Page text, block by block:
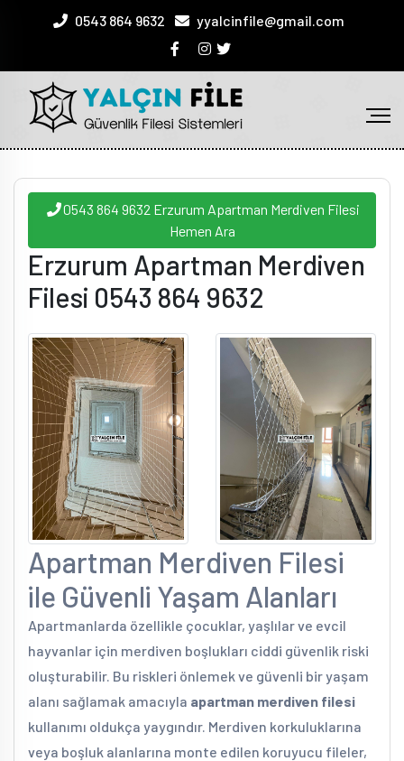
0543 864 9632 yyalcinfile@gmail.com
0543 864 9632 Erzurum Apartman Merdiven Filesi
Hemen Ara
Erzurum Apartman Merdiven
Filesi 0543 864 9632
Apartman Merdiven Filesi
ile Güvenli Yaşam Alanları
Apartmanlarda özellikle çocuklar, yaşlılar ve evcil
hayvanlar için merdiven boşlukları ciddi güvenlik riski
oluşturabilir. Bu riskleri önlemek ve güvenli bir yaşam
alanı sağlamak amacıyla apartman merdiven filesi
kullanımı oldukça yaygındır. Merdiven korkuluklarına
veya boşluk alanlarına monte edilen koruyucu fileler,